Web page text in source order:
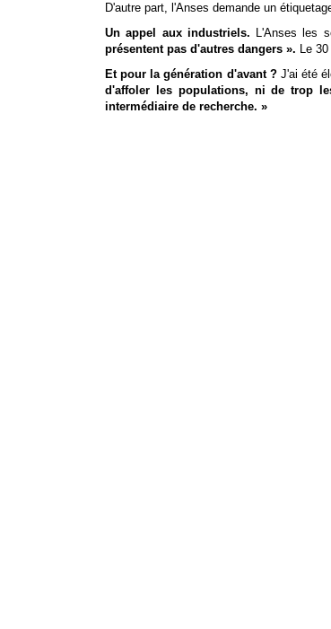
D'autre part, l'Anses demande un
Un appel aux industriels. L'Anses les
présentent pas d'autres dangers ». Le
Et pour la génération d'avant ? J'ai été
d'affoler les populations, ni de trop
intermédiaire de recherche. »